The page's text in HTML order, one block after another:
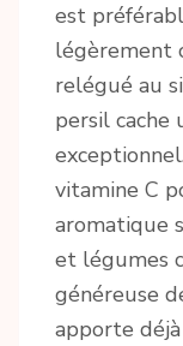
est
légèrement
relégué au
persil
vitamine C
aromatique
et légumes
généreuse
apporte